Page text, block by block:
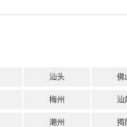
汕头 佛
梅州 汕
潮州 揭